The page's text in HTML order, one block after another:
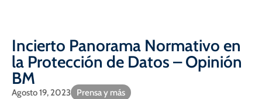
Incierto Panorama Normativo en
la Protección de Datos – Opinión
BM
Agosto 19, 2023 Prensa y más